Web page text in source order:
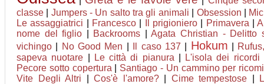
classe
Jumpers - Un salto tra gli animali Obsession
Le assaggiatrici
Francesco Il prigioniero Primavera |
nome del figlio
Backrooms |Agata Christian - Delitto
vichingo
No Good Men Il caso 137 Hokum
sapeva nuotare
Le città di pianura
L'isola dei ricordi
Pecore sotto copertura
Santiago - Un cammino per
Vite Degli Altri |Cos'è l'amore?| Cime tempestose